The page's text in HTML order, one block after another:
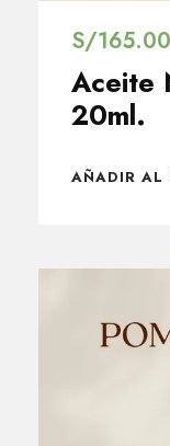
S/165.00
Aceite
20ml.
AÑADIR AL